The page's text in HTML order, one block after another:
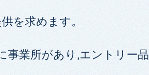
を求めます。
事業所があり,エントリー